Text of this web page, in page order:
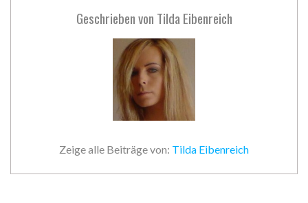
Geschrieben von Tilda Eibenreich
Zeige alle Beiträge von: Tilda Eibenreich